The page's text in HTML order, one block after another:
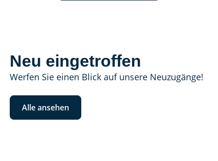
Neu eingetroffen
Werfen Sie einen Blick auf unsere Neuzugänge!
Alle ansehen